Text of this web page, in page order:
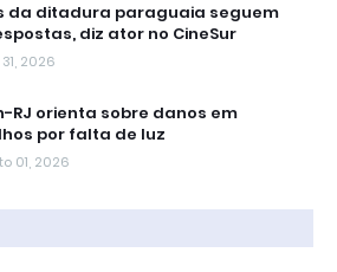
da ditadura paraguaia seguem
diz ator no CineSur
2026
RJ orienta sobre danos em
por falta de luz
01, 2026